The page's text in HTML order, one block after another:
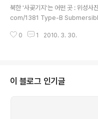
조선일보 http://
dir/2010/03/31/
식통은 30일 "천안함 침몰사고 이후
북한 '사곶기지'는 어떤 곳 : 위성
com/1381 Type-B
40 kts surfaced; 12kts semi-
0 1 2010. 3. 30.
이 블로그 인기글